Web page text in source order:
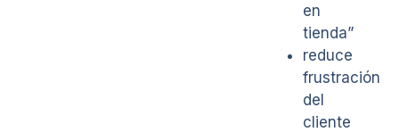
en
tienda”
reduce
frustración
del
cliente